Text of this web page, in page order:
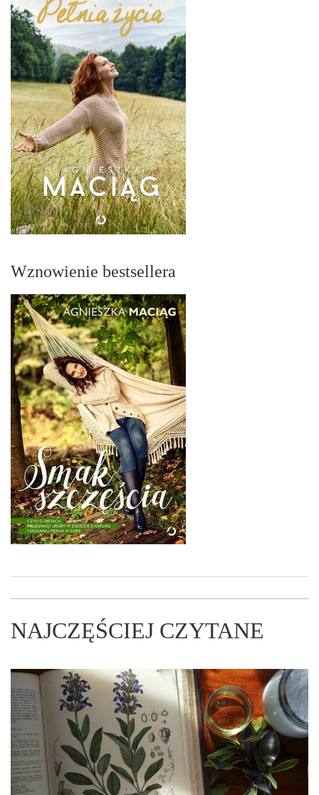
Wznowienie bestsellera
NAJCZĘŚCIEJ CZYTANE